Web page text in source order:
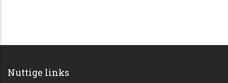
Nuttige links